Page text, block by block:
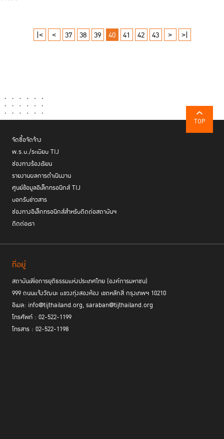
|< < 37 38 39 40 41 42 43 > >|
TOP
จัดซื้อจัดจ้าง
พ.ร.บ./ระเบียบ TIJ
ช่องทางร้องเรียน
รายงานผลการดำเนินงาน
ศูนย์ข้อมูลอิเล็กทรอนิกส์ TIJ
บอกรับข่าวสาร
ช่องทางอิเล็กทรอนิกส์สำหรับติดต่อสถาบันฯ
ติดต่อเรา
ที่อยู่
สถาบันเพื่อการยุติธรรมแห่งประเทศไทย (องค์การมหาชน)
999 ถนนแจ้งวัฒนะ แขวงทุ่งสองห้อง เขตหลักสี่ กรุงเทพฯ 10210
อีเมล: info@tijthailand.org, saraban@tijthailand.org
โทรศัพท์ : 02-522-1199
โทรสาร : 02-522-1198